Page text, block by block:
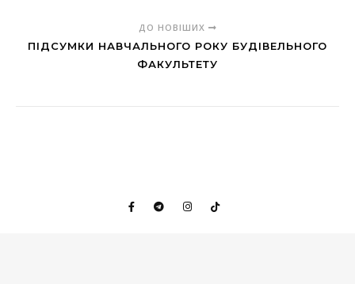
ДО НОВІШИХ
ПІДСУМКИ НАВЧАЛЬНОГО РОКУ БУДІВЕЛЬНОГО
ФАКУЛЬТЕТУ